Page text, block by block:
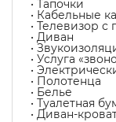
• Тапочки
• Кабельные
• Телевизор
• Диван
•
• Услуга
•
• Полотенца
• Белье
• Туалетная
• Диван-